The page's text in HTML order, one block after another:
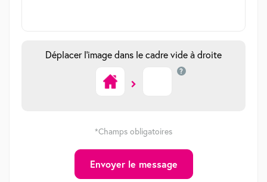
Déplacer l'image dans le cadre vide à droite
?
*Champs obligatoires
Envoyer le message